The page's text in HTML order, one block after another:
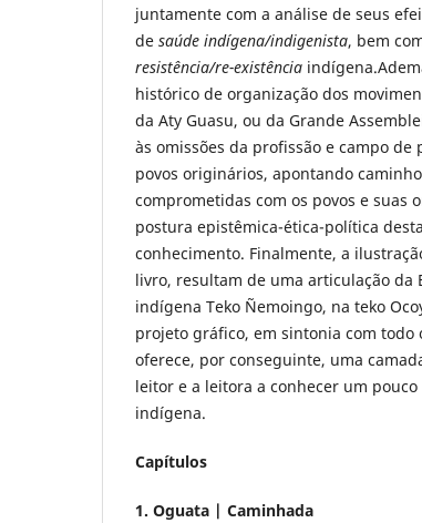
juntamente com a análise de seus
de saúde indígena/indigenista, bem
resistência/re-existência
histórico de organização dos
da Aty Guasu, ou da Grande
às omissões da profissão e campo
povos originários, apontando
comprometidas com os povos e suas
postura epistêmica-ética-política
conhecimento. Finalmente, a
livro, resultam de uma articulação da
indígena Teko Ñemoingo, na teko
projeto gráfico, em sintonia com
oferece, por conseguinte, uma
leitor e a leitora a conhecer um
indígena.
Capítulos
1. Oguata | Caminhada